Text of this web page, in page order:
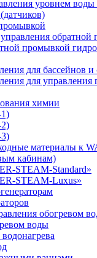
уровнем
промывкой
для бассейнов и
для
химии
материалы к
кабинам)
STEAM-Standard»
STEAM-Luxus»
обогревом
воды